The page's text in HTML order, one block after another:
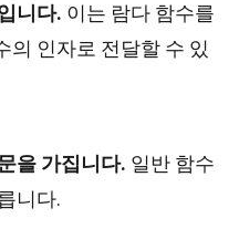
니다. 이는 람다 함수를
의 인자로 전달할 수 있
을 가집니다. 일반 함수
니다.